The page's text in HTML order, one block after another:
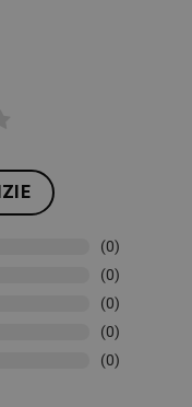
(0)
(0)
(0)
(0)
(0)